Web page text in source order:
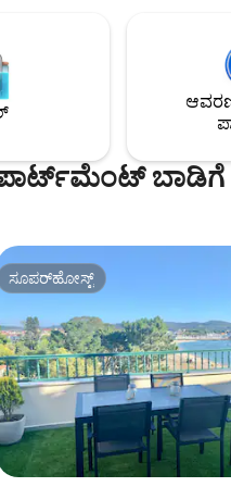
ಕಡಲತೀರಗಳು ಮತ್ತು ಕೋವ್‌ಗಳಿಗೆ
ಬಾಡಿಗೆ
ಸೂಪರ್‌ಹೋಸ್ಟ್
ಸೂಪರ್‌ಹೋಸ್ಟ್